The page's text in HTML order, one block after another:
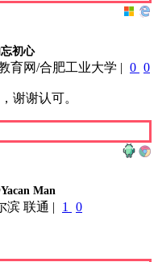
初心
育网/合肥工业大学 0 0
谢谢认可。
Man
滨 联通 1 0